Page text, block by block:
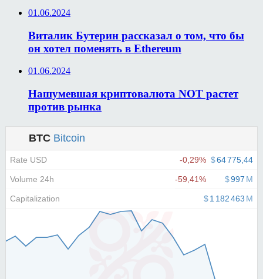
01.06.2024
Виталик Бутерин рассказал о том, что бы
он хотел поменять в Ethereum
01.06.2024
Нашумевшая криптовалюта NOT растет
против рынка